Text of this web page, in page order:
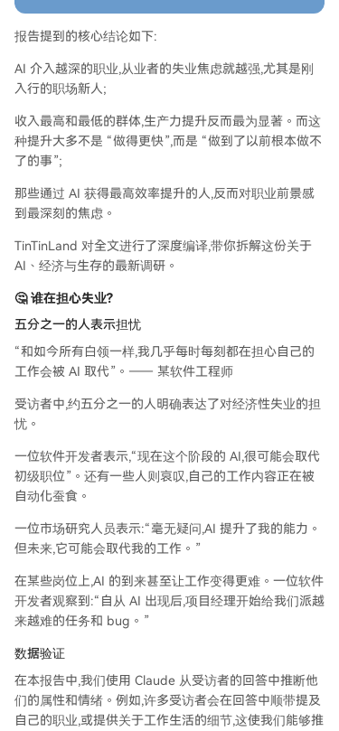
报告提到的核心结论如下:
AI 介入越深的职业,从业者的失业焦虑就越强,尤其是刚
入行的职场新人;
收入最高和最低的群体,生产力提升反而最为显著。而这
种提升大多不是 “做得更快”,而是 “做到了以前根本做不
了的事”;
那些通过 AI 获得最高效率提升的人,反而对职业前景感
到最深刻的焦虑。
TinTinLand 对全文进行了深度编译,带你拆解这份关于
AI、经济与生存的最新调研。
🤔 谁在担心失业?
五分之一的人表示担忧
“和如今所有白领一样,我几乎每时每刻都在担心自己的
工作会被 AI 取代”。—— 某软件工程师
受访者中,约五分之一的人明确表达了对经济性失业的担
忧。
一位软件开发者表示,“现在这个阶段的 AI,很可能会取代
初级职位”。还有一些人则哀叹,自己的工作内容正在被
自动化蚕食。
一位市场研究人员表示:“毫无疑问,AI 提升了我的能力。
但未来,它可能会取代我的工作。”
在某些岗位上,AI 的到来甚至让工作变得更难。一位软件
开发者观察到:“自从 AI 出现后,项目经理开始给我们派越
来越难的任务和 bug。”
数据验证
在本报告中,我们使用 Claude 从受访者的回答中推断他
们的属性和情绪。例如,许多受访者会在回答中顺带提及
自己的职业,或提供关于工作生活的细节,这使我们能够推